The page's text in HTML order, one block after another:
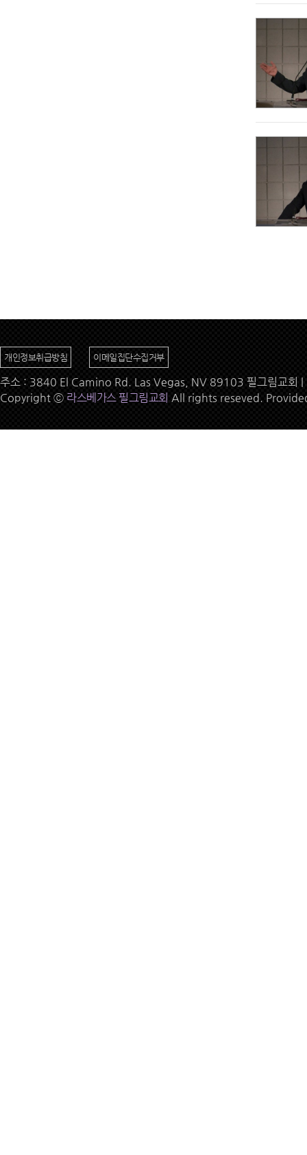
개인정보취급방침 이메일집단수집거부
주소 : 3840 El Camino Rd. Las Vegas, NV 89103 필그림교
Copyright ⓒ 라스베가스 필그림교회 All rights reseved.